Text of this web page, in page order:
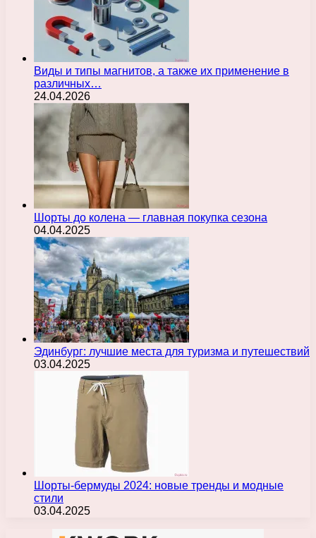
Виды и типы магнитов, а также их применение в
различных…
24.04.2026
Шорты до колена — главная покупка сезона
04.04.2025
Эдинбург: лучшие места для туризма и путешествий
03.04.2025
Шорты-бермуды 2024: новые тренды и модные
стили
03.04.2025